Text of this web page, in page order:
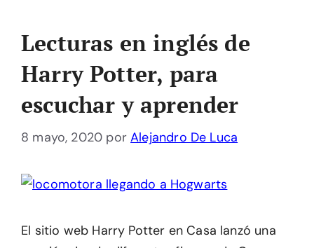
Lecturas en inglés de
Harry Potter, para
escuchar y aprender
8 mayo, 2020 porAlejandro De Luca
El sitio web Harry Potter en Casa lanzó una